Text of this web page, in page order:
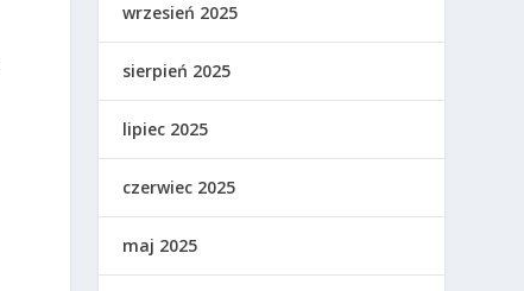
wrzesień 2025
sierpień 2025
lipiec 2025
czerwiec 2025
maj 2025